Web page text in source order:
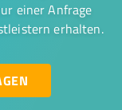
einer Anfrage
erhalten.